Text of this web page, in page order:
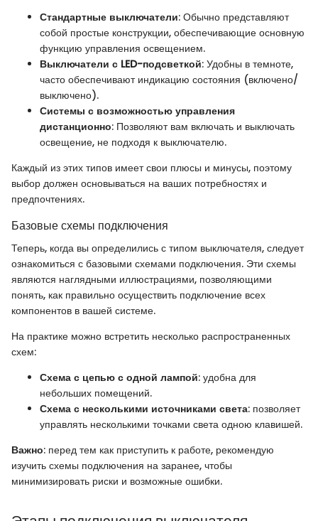
Стандартные выключатели: Обычно представляют
собой простые конструкции, обеспечивающие основную
функцию управления освещением.
Выключатели с LED-подсветкой: Удобны в темноте,
часто обеспечивают индикацию состояния (включено/
выключено).
Системы с возможностью управления
дистанционно: Позволяют вам включать и выключать
освещение, не подходя к выключателю.
Каждый из этих типов имеет свои плюсы и минусы, поэтому
выбор должен основываться на ваших потребностях и
предпочтениях.
Базовые схемы подключения
Теперь, когда вы определились с типом выключателя, следует
ознакомиться с базовыми схемами подключения. Эти схемы
являются наглядными иллюстрациями, позволяющими
понять, как правильно осуществить подключение всех
компонентов в вашей системе.
На практике можно встретить несколько распространенных
схем:
Схема с цепью с одной лампой: удобна для
небольших помещений.
Схема с несколькими источниками света: позволяет
управлять несколькими точками света одною клавишей.
Важно: перед тем как приступить к работе, рекомендую
изучить схемы подключения на заранее, чтобы
минимизировать риски и возможные ошибки.